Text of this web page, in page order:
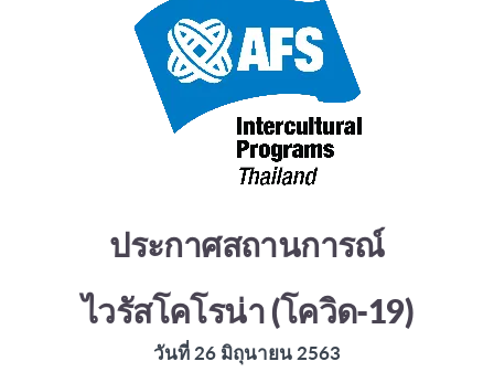
ประกาศสถานการณ์
ไวรัสโคโรน่า (โควิด-19)
วันที่ 26 มิถุนายน 2563